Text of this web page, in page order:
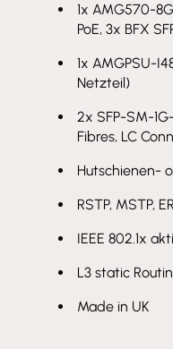
1x AMG570-
PoE, 3x BFX
1x AMGPSU-
Netzteil)
2x SFP-SM-
Fibres, LC
Hutschienen-
RSTP, MSTP,
IEEE 802.1x
L3 static
Made in UK